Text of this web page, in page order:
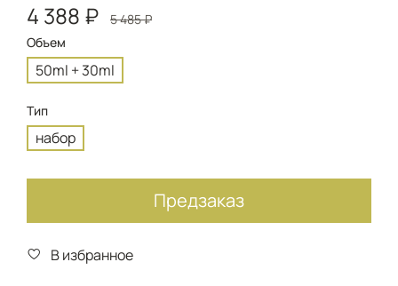
4 388 ₽
5 485 ₽
Объем
50ml + 30ml
Тип
набор
Предзаказ
В избранное